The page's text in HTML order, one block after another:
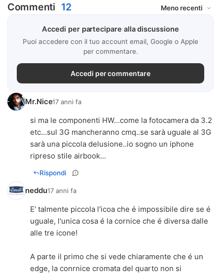
Commenti 12
Accedi per partecipare alla discussione
Puoi accedere con il tuo account email, Google o Apple
per commentare.
Accedi per commentare
Mr.Nice17 anni fa
si ma le componenti HW...come la fotocamera da 3.2
etc...sul 3G mancheranno cmq..se sarà uguale al 3G
sarà una piccola delusione..io sogno un iphone
ripreso stile airbook...
Rispondi
neddu17 anni fa
E' talmente piccola l'icoa che é impossibile dire se é
uguale, l'unica cosa é la cornice che é diversa dalle
alle tre icone!
A parte il primo che si vede chiaramente che é un
edge, la conrnice cromata del quarto non si